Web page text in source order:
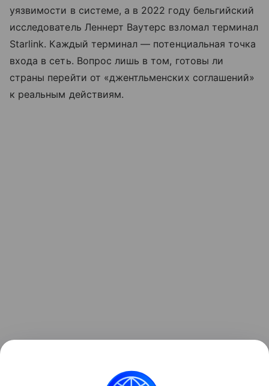
уязвимости в системе, а в 2022 году бельгийский
исследователь Леннерт Ваутерс взломал терминал
Starlink. Каждый терминал — потенциальная точка
входа в сеть. Вопрос лишь в том, готовы ли
страны перейти от «джентльменских соглашений»
к реальным действиям.
нанесения удара по Starlink у России есть.